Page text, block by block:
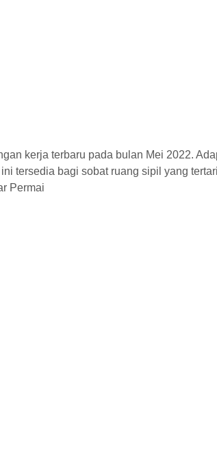
kerja terbaru pada bulan Mei 2022.
tersedia bagi sobat ruang sipil yang
Permai